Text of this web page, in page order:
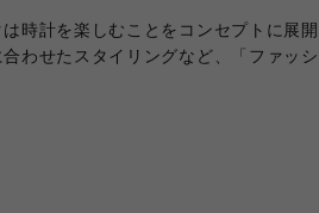
時計を楽しむことをコンセプトに展
合わせたスタイリングなど、「ファッ